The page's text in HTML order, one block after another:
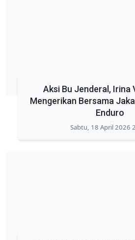
Aksi Bu Jenderal, Irina
Mengerikan Bersama
Enduro
Sabtu, 18 April 2026